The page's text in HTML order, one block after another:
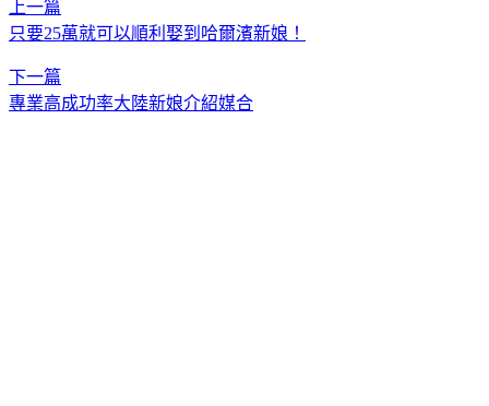
上一篇
只要25萬就可以順利娶到哈爾濱新娘！
下一篇
專業高成功率大陸新娘介紹媒合